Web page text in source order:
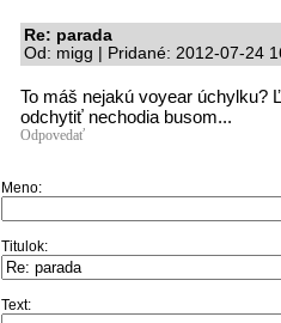
Re: parada
Od: migg | Pridané: 2012-07-24
To máš nejakú voyear úchylku?
odchytiť nechodia busom...
Odpovedať
Meno:
Titulok:
Text: